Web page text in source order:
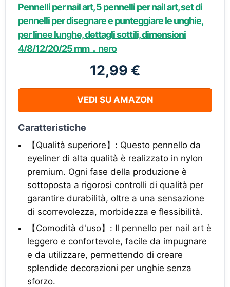
Pennelli per nail art, 5 pennelli per nail art, set di
pennelli per disegnare e punteggiare le unghie,
per linee lunghe, dettagli sottili, dimensioni
4/8/12/20/25 mm，nero
12,99 €
VEDI SU AMAZON
Caratteristiche
【Qualità superiore】: Questo pennello da
eyeliner di alta qualità è realizzato in nylon
premium. Ogni fase della produzione è
sottoposta a rigorosi controlli di qualità per
garantire durabilità, oltre a una sensazione
di scorrevolezza, morbidezza e flessibilità.
【Comodità d'uso】: Il pennello per nail art è
leggero e confortevole, facile da impugnare
e da utilizzare, permettendo di creare
splendide decorazioni per unghie senza
sforzo.